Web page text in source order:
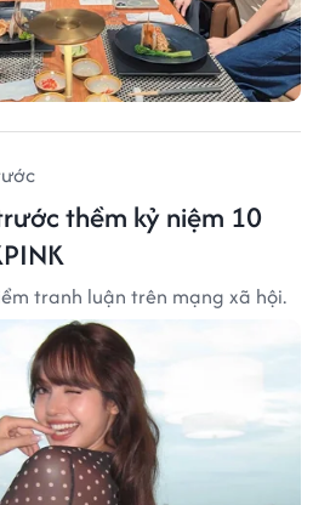
thềm kỷ niệm 10
tranh luận trên mạng xã hội.